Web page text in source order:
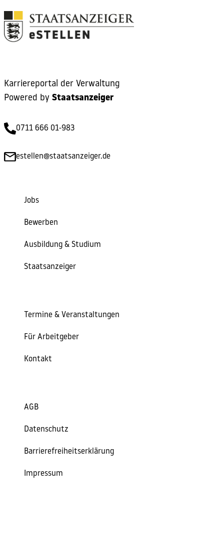
Karriereportal der Verwaltung
Powered by Staatsanzeiger
0711 666 01-983
estellen@staatsanzeiger.de
Jobs
Bewerben
Ausbildung & Studium
Staatsanzeiger
Termine & Veranstaltungen
Für Arbeitgeber
Kontakt
AGB
Datenschutz
Barrierefreiheitserklärung
Impressum